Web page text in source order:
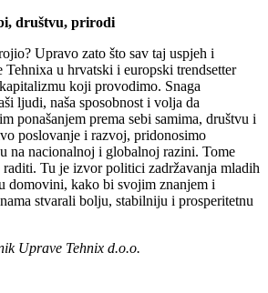
društvu, prirodi
Upravo zato što sav taj uspjeh i
Tehnixa u hrvatski i europski trendsetter
koji provodimo. Snaga
ljudi, naša sposobnost i volja da
ponašanjem prema sebi samima, društvu i
poslovanje i razvoj, pridonosimo
na nacionalnoj i globalnoj razini. Tome
Tu je izvor politici zadržavanja mladih
domovini, kako bi svojim znanjem i
stvarali bolju, stabilniju i prosperitetnu
Uprave Tehnix d.o.o.